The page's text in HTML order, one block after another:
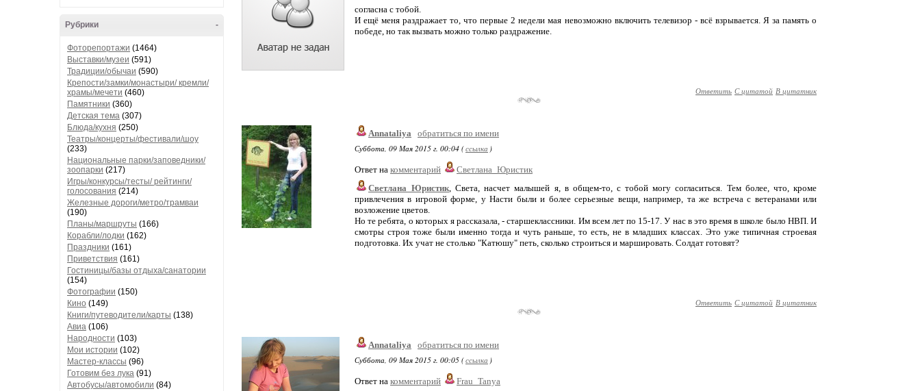
-
Рубрики
Фоторепортажи (1464)
Выставки/музеи (591)
Традиции/обычаи (590)
Крепости/замки/монастыри/ кремли/
храмы/мечети (460)
Памятники (360)
Детская тема (307)
Блюда/кухня (250)
Театры/концерты/фестивали/шоу
(233)
Национальные парки/заповедники/
зоопарки (217)
Игры/конкурсы/тесты/ рейтинги/
голосования (214)
Железные дороги/метро/трамваи
(190)
Планы/маршруты (166)
Корабли/лодки (162)
Праздники (161)
Приветствия (161)
Гостиницы/базы отдыха/санатории
(154)
Фотографии (150)
Кино (149)
Книги/путеводители/карты (138)
Авиа (106)
Народности (103)
Мои истории (102)
Мастер-классы (96)
Готовим без лука (91)
Автобусы/автомобили (84)
согласна с тобой.
И ещё меня раздражает то, что первые 2 недели мая невозможно включить телевизор - всё взрывается. Я за память о
победе, но так вызвать можно только раздражение.
Ответить С цитатой В цитатник
Annataliya
обратиться по имени
Суббота, 09 Мая 2015 г. 00:04 (ссылка )
Ответ на комментарий
Светлана_Юристик
Светлана_Юристик, Света, насчет малышей я, в общем-то, с тобой могу согласиться. Тем более, что, кроме
привлечения в игровой форме, у Насти были и более серьезные вещи, например, та же встреча с ветеранами или
возложение цветов.
Но те ребята, о которых я рассказала, - старшеклассники. Им всем лет по 15-17. У нас в это время в школе было НВП. И
смотры строя тоже были именно тогда и чуть раньше, то есть, не в младших классах. Это уже типичная строевая
подготовка. Их учат не столько "Катюшу" петь, сколько строиться и маршировать. Солдат готовят?
Ответить С цитатой В цитатник
Annataliya
обратиться по имени
Суббота, 09 Мая 2015 г. 00:05 (ссылка )
Ответ на комментарий
Frau_Tanya